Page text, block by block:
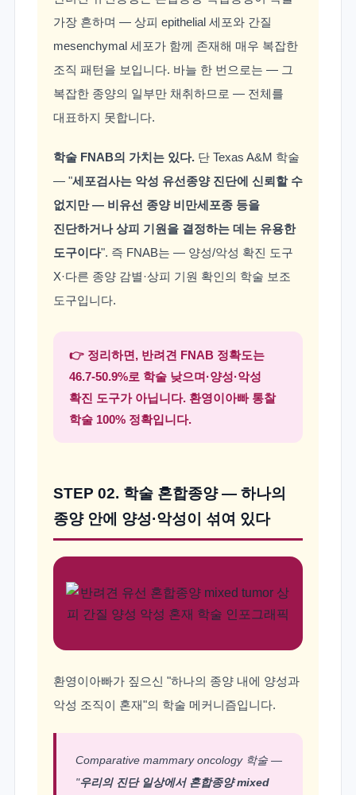
가장 흔하며 — 상피 epithelial 세포와 간질
mesenchymal 세포가 함께 존재해 매우 복잡한
조직 패턴을 보입니다. 바늘 한 번으로는 — 그
복잡한 종양의 일부만 채취하므로 — 전체를
대표하지 못합니다.
학술 FNAB의 가치는 있다.단 Texas A&M 학술
— "세포검사는 악성 유선종양 진단에 신뢰할 수
없지만 — 비유선 종양 비만세포종 등을
진단하거나 상피 기원을 결정하는 데는 유용한
도구이다". 즉 FNAB는 — 양성/악성 확진 도구
X·다른 종양 감별·상피 기원 확인의 학술 보조
도구입니다.
👉 정리하면, 반려견 FNAB 정확도는
46.7-50.9%로 학술 낮으며·양성·악성
확진 도구가 아닙니다. 환영이아빠 통찰
학술 100% 정확입니다.
STEP 02. 학술 혼합종양 — 하나의
종양 안에 양성·악성이 섞여 있다
환영이아빠가 짚으신 "하나의 종양 내에 양성과
악성 조직이 혼재"의 학술 메커니즘입니다.
Comparative mammary oncology 학술 —
"우리의 진단 일상에서 혼합종양 mixed